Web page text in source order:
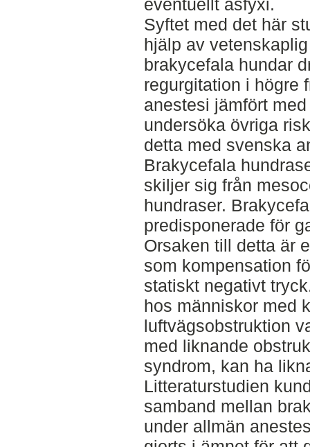
eventuellt asfyxi.
Syftet med det här
hjälp av
brakycefala hundar
regurgitation i högre
anestesi jämfört
undersöka övriga
detta med svenska
Brakycefala
skiljer sig från
hundraser.
predisponerade för
Orsaken till detta är
som kompensation
statiskt negativt
hos människor med
luftvägsobstruktion
med liknande
syndrom, kan ha
Litteraturstudien
samband mellan
under allmän